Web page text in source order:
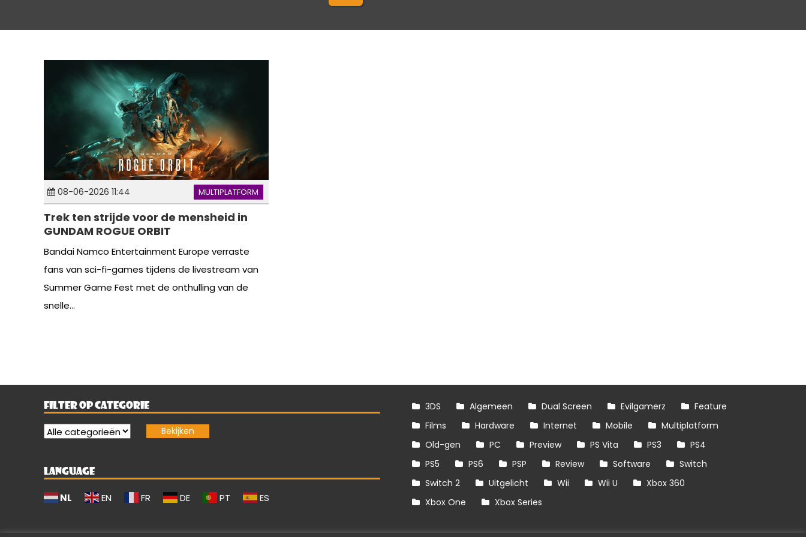
08-06-2026 11:44 MULTIPLATFORM
Trek ten strijde voor de mensheid in
GUNDAM ROGUE ORBIT
Bandai Namco Entertainment Europe verraste
fans van sci-fi-games tijdens de livestream van
Summer Game Fest met de onthulling van de
snelle...
FILTER OP CATEGORIE
LANGUAGE
NL EN FR DE PT ES
3DS Algemeen Dual Screen Evilgamerz
Feature
Films
Hardware Internet Mobile
Multiplatform
Old-gen
PC Preview PS Vita PS3
PS4
PS5
PS6 PSP Review Software
Switch
Switch 2
Uitgelicht Wii Wii U
Xbox 360
Xbox One
Xbox Series